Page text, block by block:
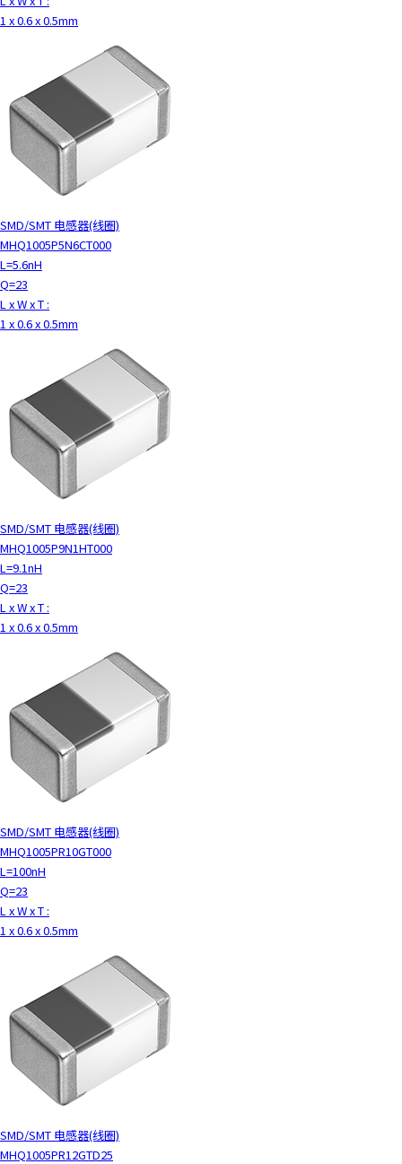
1 x 0.6 x 0.5mm
SMD/SMT 电感器(线圈)
MHQ1005P5N6CT000
L=5.6nH
Q=23
L x W x T :
1 x 0.6 x 0.5mm
SMD/SMT 电感器(线圈)
MHQ1005P9N1HT000
L=9.1nH
Q=23
L x W x T :
1 x 0.6 x 0.5mm
SMD/SMT 电感器(线圈)
MHQ1005PR10GT000
L=100nH
Q=23
L x W x T :
1 x 0.6 x 0.5mm
SMD/SMT 电感器(线圈)
MHQ1005PR12GTD25